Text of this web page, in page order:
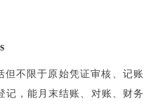
不限于原始凭证审核、记账
记，能月末结账、对账、财务